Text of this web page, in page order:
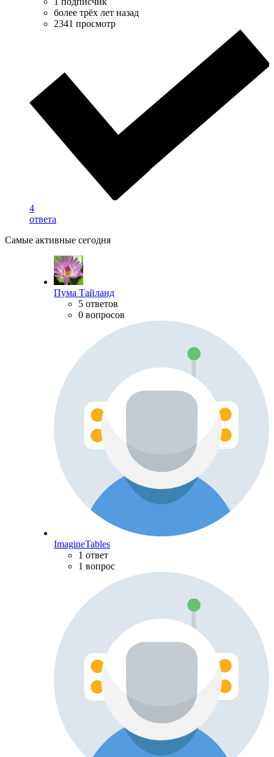
более трёх лет назад
2341 просмотр
4
ответа
Самые активные сегодня
Пума Тайланд
5 ответов
0 вопросов
ImagineTables
1 ответ
1 вопрос